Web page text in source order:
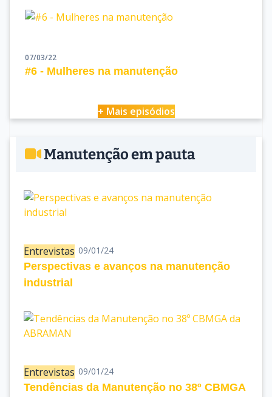
07/03/22
#6 - Mulheres na manutenção
+ Mais episódios
Manutenção em pauta
Entrevistas 09/01/24
Perspectivas e avanços na manutenção
industrial
Entrevistas 09/01/24
Tendências da Manutenção no 38º CBMGA